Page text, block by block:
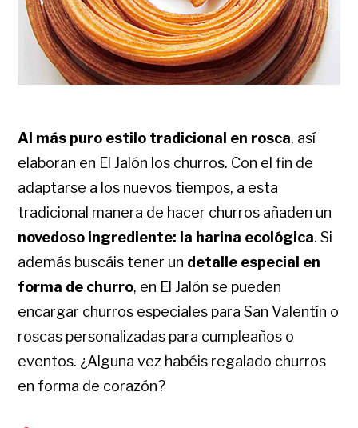
Al más puro estilo tradicional en rosca, así
elaboran en El Jalón los churros. Con el fin de
adaptarse a los nuevos tiempos, a esta
tradicional manera de hacer churros añaden un
novedoso ingrediente: la harina ecológica. Si
además buscáis tener un detalle especial en
forma de churro, en El Jalón se pueden
encargar churros especiales para San Valentín o
roscas personalizadas para cumpleaños o
eventos. ¿Alguna vez habéis regalado churros
en forma de corazón?